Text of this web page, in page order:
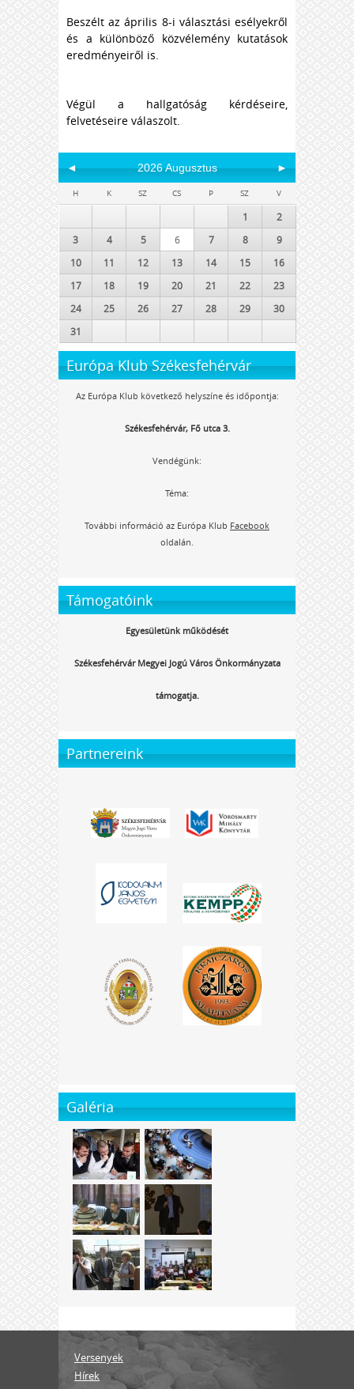
Beszélt az április 8-i választási esélyekről
és a különböző közvélemény kutatások
eredményeiről is.
Végül a hallgatóság kérdéseire,
felvetéseire válaszolt.
◄ 2026 Augusztus ►
H K SZ CS P SZ V
1
2
3
4 5 6 7 8
9
10
11 12 13 14 15
16
17
18 19 20 21 22
23
24
25 26 27 28 29
30
31
Európa Klub Székesfehérvár
Az Európa Klub következő helyszíne és időpontja:
Székesfehérvár, Fő utca 3.
Vendégünk:
Téma:
További információ az Európa Klub Facebook
oldalán.
Támogatóink
Egyesületünk működését
Székesfehérvár Megyei Jogú Város Önkormányzata
támogatja.
Partnereink
Galéria
Versenyek
Hírek